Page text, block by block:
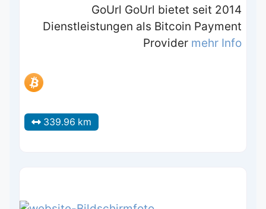
GoUrl GoUrl bietet seit 2014
Dienstleistungen als Bitcoin Payment
Provider mehr Info
339.96 km